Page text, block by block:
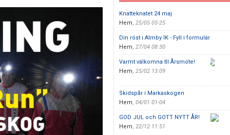
Knatteknatet 24 maj
Hem, 25/05 05-25
Din röst i Almby IK - Fyll i formulär
Hem, 27/04 08:30
Varmt välkomna tll Årsmöte!
Hem, 25/02 13:09
Skidspår i Markaskogen
Hem, 04/01 01-04
GOD JUL och GOTT NYTT ÅR!
Hem, 22/12 11:51